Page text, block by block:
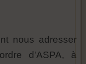
nous adresser
d'ASPA, à